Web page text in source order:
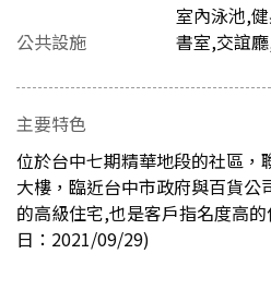
公共設施
室內泳池,
書室,交誼
主要特色
位於台中七期精華地段的社區，
大樓，臨近台中市政府與百貨
的高級住宅,也是客戶指名度高
日：2021/09/29)